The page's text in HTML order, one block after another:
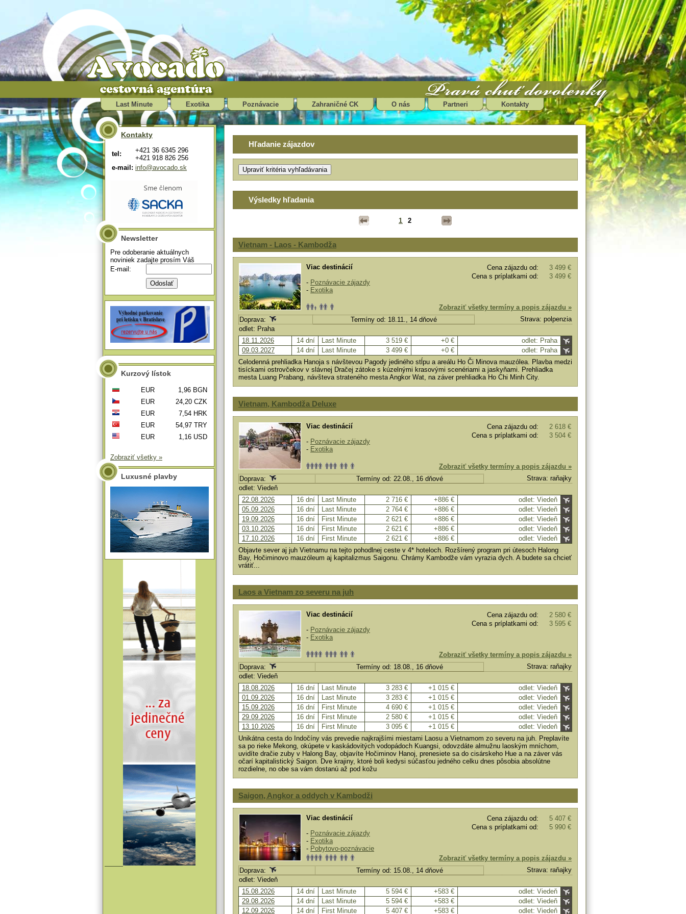
Last Minute Exotika Poznávacie Zahraničné CK O nás Partneri Kontakty
Hľadanie zájazdov
Výsledky hľadania
1 2
Vietnam - Laos - Kambodža
Cena zájazdu od:
3 499 €
Cena s príplatkami od:
3 499 €
Viac destinácií
- Poznávacie zájazdy
- Exotika
Zobraziť všetky termíny a popis zájazdu »
Doprava:
Termíny od: 18.11., 14 dňové
Strava: polpenzia
odlet: Praha
18.11.2026
14 dní Last Minute 3 519 € +0 €
odlet: Praha
09.03.2027
14 dní Last Minute 3 499 € +0 €
odlet: Praha
Celodenná prehliadka Hanoja s návštevou Pagody jediného stĺpu a areálu Ho Či Minova mauzólea. Plavba medzi
tisíckami ostrovčekov v slávnej Dračej zátoke s kúzelnými krasovými scenériami a jaskyňami. Prehliadka
mesta Luang Prabang, návšteva strateného mesta Angkor Wat, na záver prehliadka Ho Chi Minh City.
Vietnam, Kambodža Deluxe
Cena zájazdu od:
2 618 €
Cena s príplatkami od:
3 504 €
Viac destinácií
- Poznávacie zájazdy
- Exotika
Zobraziť všetky termíny a popis zájazdu »
Doprava:
Termíny od: 22.08., 16 dňové
Strava: raňajky
odlet: Viedeň
22.08.2026
16 dní Last Minute 2 716 € +886 €
odlet: Viedeň
05.09.2026
16 dní Last Minute 2 764 € +886 €
odlet: Viedeň
19.09.2026
16 dní First Minute 2 621 € +886 €
odlet: Viedeň
03.10.2026
16 dní First Minute 2 621 € +886 €
odlet: Viedeň
17.10.2026
16 dní First Minute 2 621 € +886 €
odlet: Viedeň
Objavte sever aj juh Vietnamu na tejto pohodlnej ceste v 4* hoteloch. Rozšírený program pri útesoch Halong
Bay, Hočiminovo mauzóleum aj kapitalizmus Saigonu. Chrámy Kambodže vám vyrazia dych. A budete sa chcieť
vrátiť...
Laos a Vietnam zo severu na juh
Cena zájazdu od:
2 580 €
Cena s príplatkami od:
3 595 €
Viac destinácií
- Poznávacie zájazdy
- Exotika
Zobraziť všetky termíny a popis zájazdu »
Doprava:
Termíny od: 18.08., 16 dňové
Strava: raňajky
odlet: Viedeň
18.08.2026
16 dní Last Minute 3 283 € +1 015 €
odlet: Viedeň
01.09.2026
16 dní Last Minute 3 283 € +1 015 €
odlet: Viedeň
15.09.2026
16 dní First Minute 4 690 € +1 015 €
odlet: Viedeň
29.09.2026
16 dní First Minute 2 580 € +1 015 €
odlet: Viedeň
13.10.2026
16 dní First Minute 3 095 € +1 015 €
odlet: Viedeň
Unikátna cesta do Indočíny vás prevedie najkrajšími miestami Laosu a Vietnamom zo severu na juh. Preplavíte
sa po rieke Mekong, okúpete v kaskádovitých vodopádoch Kuangsi, odovzdáte almužnu laoským mníchom,
uvidíte dračie zuby v Halong Bay, objavíte Hočiminov Hanoj, prenesiete sa do cisárskeho Hue a na záver vás
očarí kapitalistický Saigon. Dve krajiny, ktoré boli kedysi súčasťou jedného celku dnes pôsobia absolútne
rozdielne, no obe sa vám dostanú až pod kožu
Saigon, Angkor a oddych v Kambodži
Cena zájazdu od:
5 407 €
Cena s príplatkami od:
5 990 €
Viac destinácií
- Poznávacie zájazdy
- Exotika
- Pobytovo-poznávacie
Zobraziť všetky termíny a popis zájazdu »
Doprava:
Termíny od: 15.08., 14 dňové
Strava: raňajky
odlet: Viedeň
15.08.2026
14 dní Last Minute 5 594 € +583 €
odlet: Viedeň
29.08.2026
14 dní Last Minute 5 594 € +583 €
odlet: Viedeň
12.09.2026
14 dní First Minute 5 407 € +583 € odlet: Viedeň
Kontakty
tel:
+421 36 6345 296
+421 918 826 256
e-mail: info@avocado.sk
Newsletter
Pre odoberanie aktuálnych
noviniek zadajte prosím Váš
E-mail:
Kurzový lístok
EUR
1,96 BGN
EUR
24,20 CZK
EUR
7,54 HRK
EUR
54,97 TRY
EUR
1,16 USD
Zobraziť všetky »
Luxusné plavby